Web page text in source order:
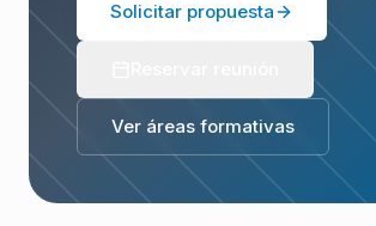
Solicitar propuesta
Ver áreas formativas